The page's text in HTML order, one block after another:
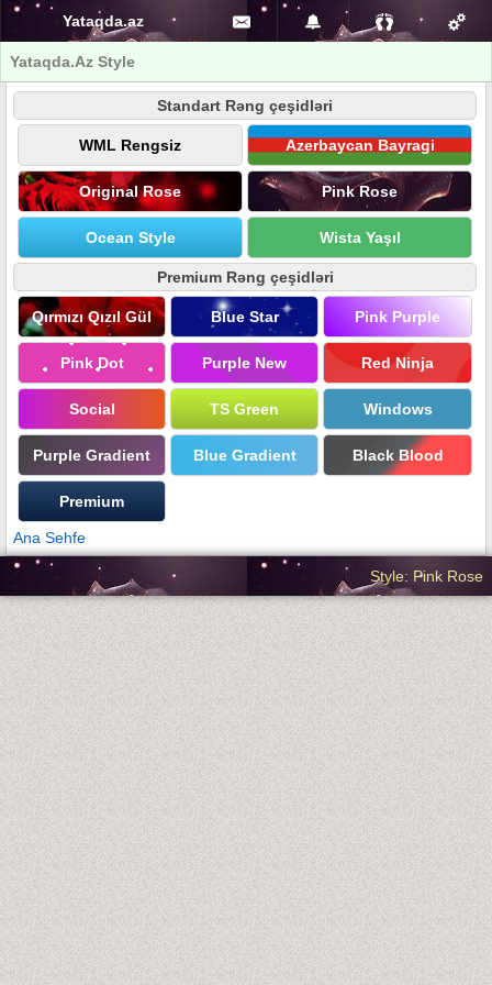
Yataqda.az
Yataqda.Az Style
Standart Rəng çeşidləri
WML Rengsiz Azerbaycan Bayragi
Original Rose Pink Rose
Ocean Style Wista Yaşıl
Premium Rəng çeşidləri
Qırmızı Qızıl Gül Blue Star Pink Purple
Pink Dot Purple New Red Ninja
Social TS Green Windows
Purple Gradient Blue Gradient Black Blood
Premium
Ana Sehfe
Style: Pink Rose